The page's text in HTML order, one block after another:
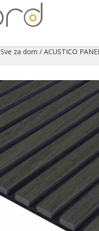
Sve za dom / ACUSTICO